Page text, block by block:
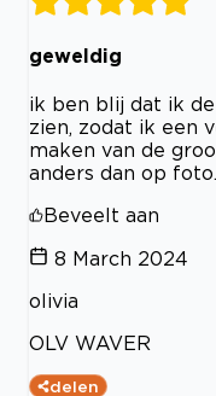
geweldig
ik ben blij dat ik
zien, zodat ik een
maken van de
anders dan op foto.
Beveelt aan
8 March 2024
olivia
OLV WAVER
delen